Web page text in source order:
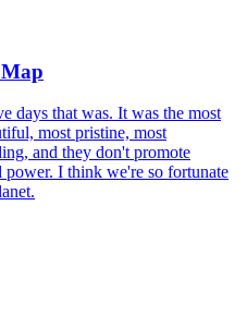
days that was. It was the most
most pristine, most
and they don't promote
power. I think we're so fortunate